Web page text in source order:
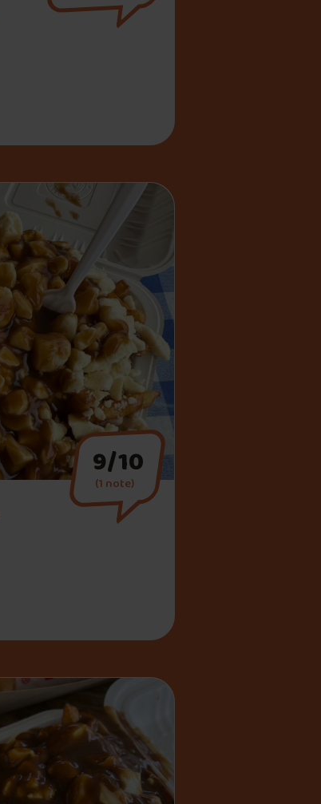
9/10
(1 note)